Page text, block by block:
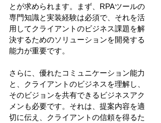
とが求められます。まず、RPAツールの
専門知識と実装経験は必須で、それを活
用してクライアントのビジネス課題を解
決するためのソリューションを開発する
能力が重要です。
さらに、優れたコミュニケーション能力
と、クライアントのビジネスを理解し、
そのビジョンを共有できるビジネスアク
メンも必要です。それは、提案内容を適
切に伝え、クライアントの信頼を得るた